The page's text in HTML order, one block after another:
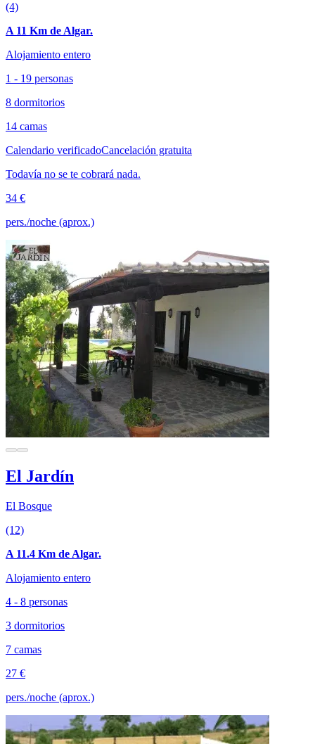
(4)
A 11 Km de Algar.
Alojamiento entero
1 - 19 personas
8 dormitorios
14 camas
Calendario verificadoCancelación gratuita
Todavía no se te cobrará nada.
34 €
pers./noche (aprox.)
El Jardín
El Bosque
(12)
A 11.4 Km de Algar.
Alojamiento entero
4 - 8 personas
3 dormitorios
7 camas
27 €
pers./noche (aprox.)